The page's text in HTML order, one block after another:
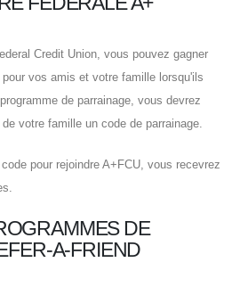
Credit Union, vous pouvez gagner
vos amis et votre famille lorsqu'ils
de parrainage, vous devrez
votre famille un code de parrainage.
pour rejoindre A+FCU, vous recevrez
DE
A-FRIEND